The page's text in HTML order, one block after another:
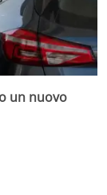
un nuovo